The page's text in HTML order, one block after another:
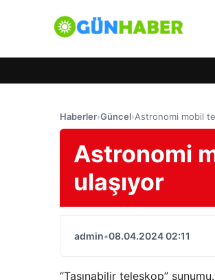
Haberler›Güncel›Astronomi mobil
Astronomi
ulaşıyor
admin•08.04.2024 02:11
“Taşınabilir teleskop” sunumu.